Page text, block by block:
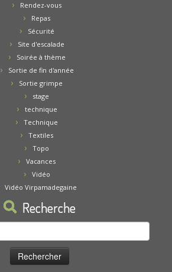
Rendez-vous
Repas
Sécurité
Site d'escalade
Soirée à thème
Sortie de fin d'année
Sortie grimpe
stage
technique
Technique
Textiles
Topo
Vacances
Vidéo
Vidéo Virpamadegaine
Recherche